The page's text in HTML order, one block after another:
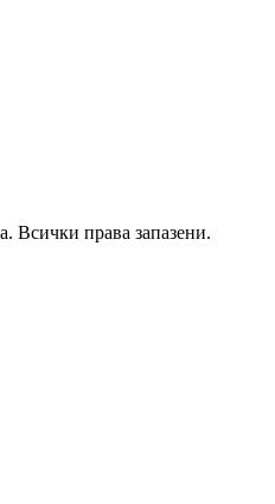
Всички права запазени.